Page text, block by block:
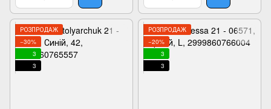
РОЗПРОДАЖ
−30%
3
3
РОЗПРОДАЖ
−20%
3
3